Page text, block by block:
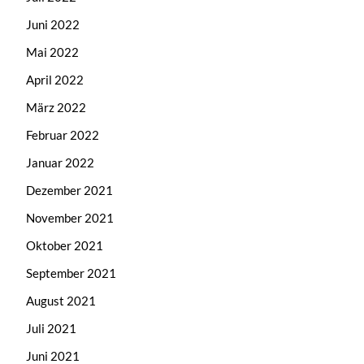
Juni 2022
Mai 2022
April 2022
März 2022
Februar 2022
Januar 2022
Dezember 2021
November 2021
Oktober 2021
September 2021
August 2021
Juli 2021
Juni 2021